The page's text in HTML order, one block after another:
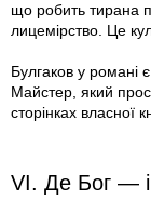
що робить тирана
лицемірство. Це
Булгаков у романі
Майстер, який
сторінках власної
VI. Де Бог — і